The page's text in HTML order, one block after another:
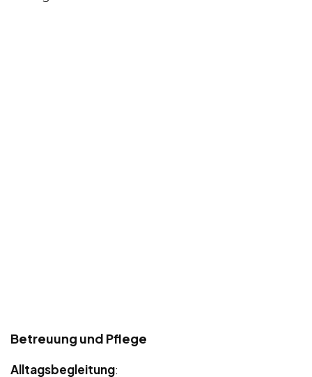
Betreuung und Pflege
Alltagsbegleitung: